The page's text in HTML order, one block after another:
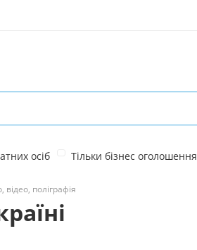
осіб Тільки бізнес оголошення
відео, поліграфія